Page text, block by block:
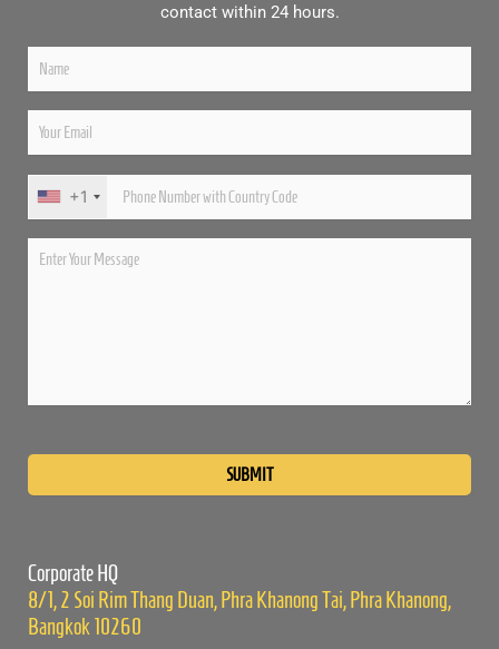
contact within 24 hours.
+1
Corporate HQ
8/1, 2 Soi Rim Thang Duan, Phra Khanong Tai, Phra Khanong,
Bangkok 10260